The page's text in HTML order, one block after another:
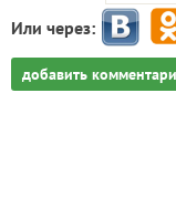
Или через:
добавить